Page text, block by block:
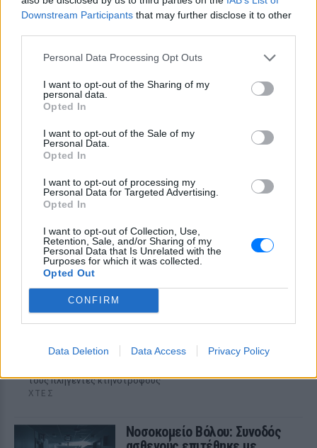
Downstream Participants that may further disclose it to other
Personal Data Processing Opt Outs
I want to opt-out of the Sharing of my
personal data.
Opted In
I want to opt-out of the Sale of my
Personal Data.
Opted In
I want to opt-out of processing my
Personal Data for Targeted Advertising.
Opted In
I want to opt-out of Collection, Use,
Retention, Sale, and/or Sharing of my
Personal Data that Is Unrelated with the
Purposes for which it was collected.
Opted Out
CONFIRM
Data Deletion Data Access Privacy Policy
Βίντεο με άλογα να εκτελούν φιγούρες
δίπλα σε σπασμένα μπουκάλια
Έφυγε από τη ζωή στα 74 του ο
σπουδαίος ηθοποιός Νίκος
Καλογερόπουλος
Από τη «Λούφα και Παραλλαγή» και το
«Ρεμπέτικο» έως το «Μάθε παιδί μου
τηλεοπτική παραγωγή
Λέσβος: Κτηνοτρόφος έχασε το κοπάδι του
από αφθώδη πυρετό και λίγο μετά έφυγε από
Ο Παλλεσβιακός Φορέας Πρωτογενούς Τομέα αποχαιρετά
τους πληγέντες κτηνοτρόφους
ΧΤΕΣ
Νοσοκομείο Βόλου: Συνοδός